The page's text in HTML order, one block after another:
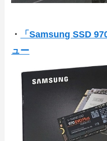
・
「Samsung SSD
ュー